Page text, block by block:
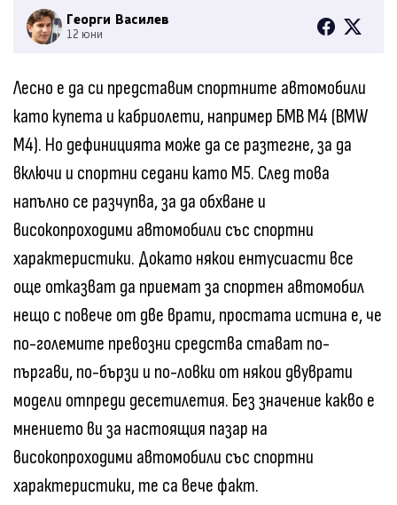
Георги Василев
12 юни
Лесно е да си представим спортните автомобили
като купета и кабриолети, например БМВ M4 (BMW
M4). Но дефиницията може да се разтегне, за да
включи и спортни седани като M5. След това
напълно се разчупва, за да обхване и
високопроходими автомобили със спортни
характеристики. Докато някои ентусиасти все
още отказват да приемат за спортен автомобил
нещо с повече от две врати, простата истина е, че
по-големите превозни средства стават по-
пъргави, по-бързи и по-ловки от някои двуврати
модели отпреди десетилетия. Без значение какво е
мнението ви за настоящия пазар на
високопроходими автомобили със спортни
характеристики, те са вече факт.